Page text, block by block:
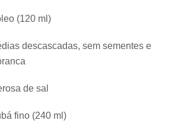
(120 ml)
descascadas, sem sementes e
de sal
fino (240 ml)